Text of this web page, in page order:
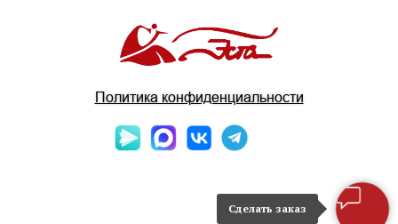
Сделать заказ
Политика конфиденциальности